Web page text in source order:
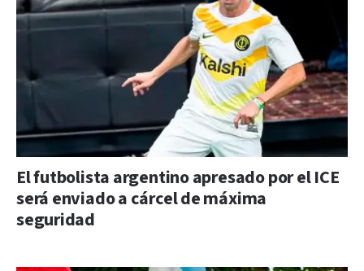
El futbolista argentino apresado por el ICE
será enviado a cárcel de máxima
seguridad